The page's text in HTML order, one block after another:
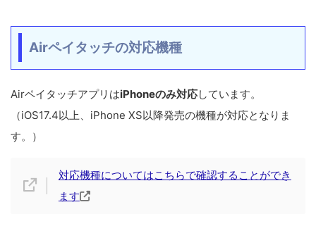
Airペイタッチの対応機種
AirペイタッチアプリはiPhoneのみ対応しています。
（iOS17.4以上、iPhone XS以降発売の機種が対応となりま
す。）
対応機種についてはこちらで確認することができ
ます